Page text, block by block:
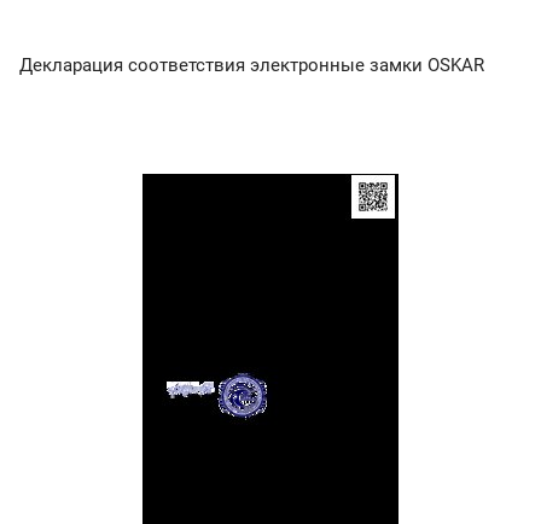
Декларация соответствия электронные замки OSKAR